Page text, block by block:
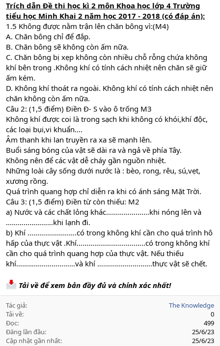
Trích dẫn Đề thi học kì 2 môn Khoa học lớp 4 Trường
tiểu học Minh Khai 2 năm học 2017 - 2018 (có đáp án):
1.5 Không được nằm trận lên chăn bông vì:(M4)
A. Chăn bông chỉ để đắp.
B. Chăn bông sẽ không còn ấm nữa.
C. Chăn bông bị xẹp không còn nhiều chỗ rỗng chứa không
khí bên trong .Không khí có tính cách nhiệt nên chăn sẽ giữ
ấm kém.
D. Không khí thoát ra ngoài. Không khí có tính cách nhiệt nên
chăn không còn ấm nữa.
Câu 2: (1,5 điểm) Điền Đ- S vào ô trống M3
Không khí được coi là trong sạch khi không có khói,khí độc,
các loại bụi,vi khuẩn….
Âm thanh khi lan truyền ra xa sẽ mạnh lên.
Buổi sáng bóng của vật sẽ dài ra và ngả về phía Tây.
Không nên để các vật dễ cháy gần nguồn nhiệt.
Những loài cây sống dưới nước là : bèo, rong, rêu, sú,vẹt,
xương rồng.
Quá trình quang hợp chỉ diễn ra khi có ánh sáng Mặt Trời.
Câu 3: (1,5 điểm) Điền từ còn thiếu: M2
a) Nước và các chất lỏng khác………………….khi nóng lên và
……………………khi lạnh đi.
b) Khí …………………….có trong không khí cần cho quá trình hô
hấp của thực vật .Khí……………………………..có trong không khí
cần cho quá trình quang hợp của thực vật. Nếu thiếu
khí…………………………và khí ……………………….thực vật sẽ chết.
Tải về để xem bản đầy đủ và chính xác nhất!
Tác giả
The Knowledge
Tải về
0
Đọc
499
Đăng lần đầu
25/6/23
Cập nhật gần nhất
25/6/23